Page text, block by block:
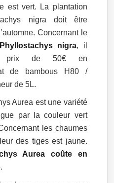
est vert. La plantation
nigra doit être
Concernant le
nigra, il
prix de 50€ en
de bambous H80 /
de 5L.
Aurea est une variété
par la couleur vert
les chaumes
des tiges est jaune.
Aurea coûte en
.